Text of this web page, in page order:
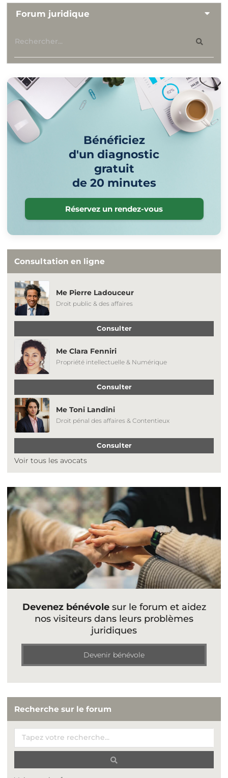
Forum juridique
Bénéficiez
d'un diagnostic
gratuit
de 20 minutes
Réservez un rendez-vous
Consultation en ligne
Me Pierre Ladouceur
Droit public & des affaires
Consulter
Me Clara Fenniri
Propriété intellectuelle & Numérique
Consulter
Me Toni Landini
Droit pénal des affaires & Contentieux
Consulter
Voir tous les avocats
Devenez bénévolesur le forum et aidez
nos visiteurs dans leurs problèmes
juridiques
Devenir bénévole
Recherche sur le forum